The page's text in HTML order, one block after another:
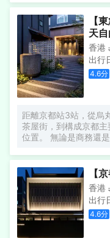
驗均可步行很短距離
間設施齊全的客房都配
上網。電熱水壺和咖
能讓您倍感舒適。浴
提供的休閒設施，旨
宿體驗。酒店設有24
供最貼心的行程安排。
【
天
香港
出行
4.6分
距離京都站3站，從烏
茶屋街，到構成京都
位置。 無論是商務還
在旅途中也能「像生
鳥丸酒店的設施，讓
的旅途增添色彩。 酒店於餐廳棟提供以京都家常菜為主、日
式西式融合的自助餐
然的味道。
【
香港
出行
4.6分